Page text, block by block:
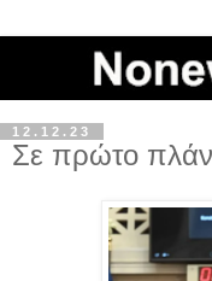
12.12.23
Σε πρώτο